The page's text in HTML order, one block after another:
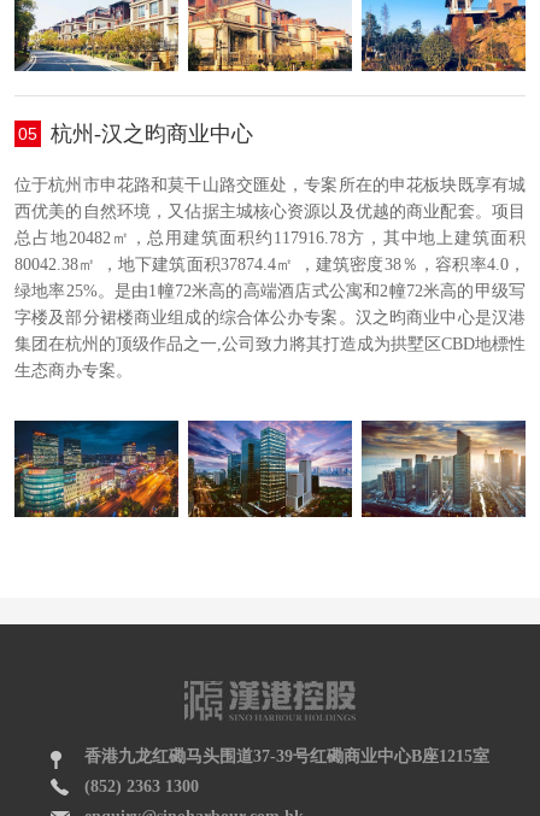
05 杭州-汉之昀商业中心
位于杭州市申花路和莫干山路交匯处，专案所在的申花板块既享有城
西优美的自然环境，又佔据主城核心资源以及优越的商业配套。项目
总占地20482㎡，总用建筑面积约117916.78方，其中地上建筑面积
80042.38㎡ ，地下建筑面积37874.4㎡ ，建筑密度38％，容积率4.0，
绿地率25%。是由1幢72米高的高端酒店式公寓和2幢72米高的甲级写
字楼及部分裙楼商业组成的综合体公办专案。汉之昀商业中心是汉港
集团在杭州的顶级作品之一,公司致力將其打造成为拱墅区CBD地標性
生态商办专案。
香港九龙红磡马头围道37-39号红磡商业中心B座1215室
(852) 2363 1300